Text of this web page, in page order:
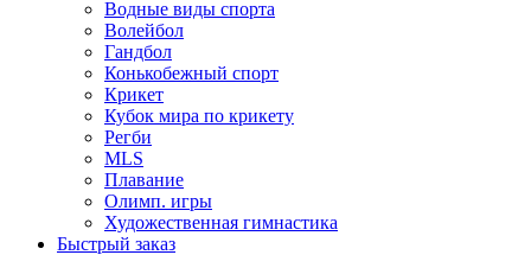
Водные виды спорта
Волейбол
Гандбол
Конькобежный спорт
Крикет
Кубок мира по крикету
Регби
MLS
Плавание
Олимп. игры
Художественная гимнастика
Быстрый заказ